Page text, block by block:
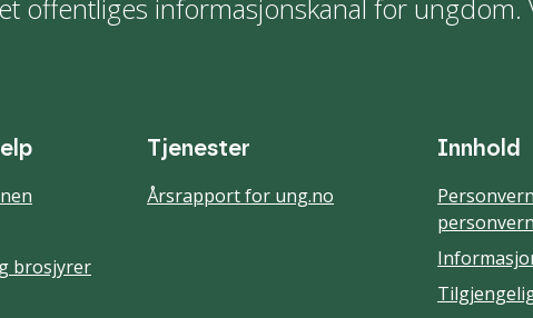
offentliges informasjonskanal for
brosjyrer
Tjenester
Årsrapport for ung.no
Innhold